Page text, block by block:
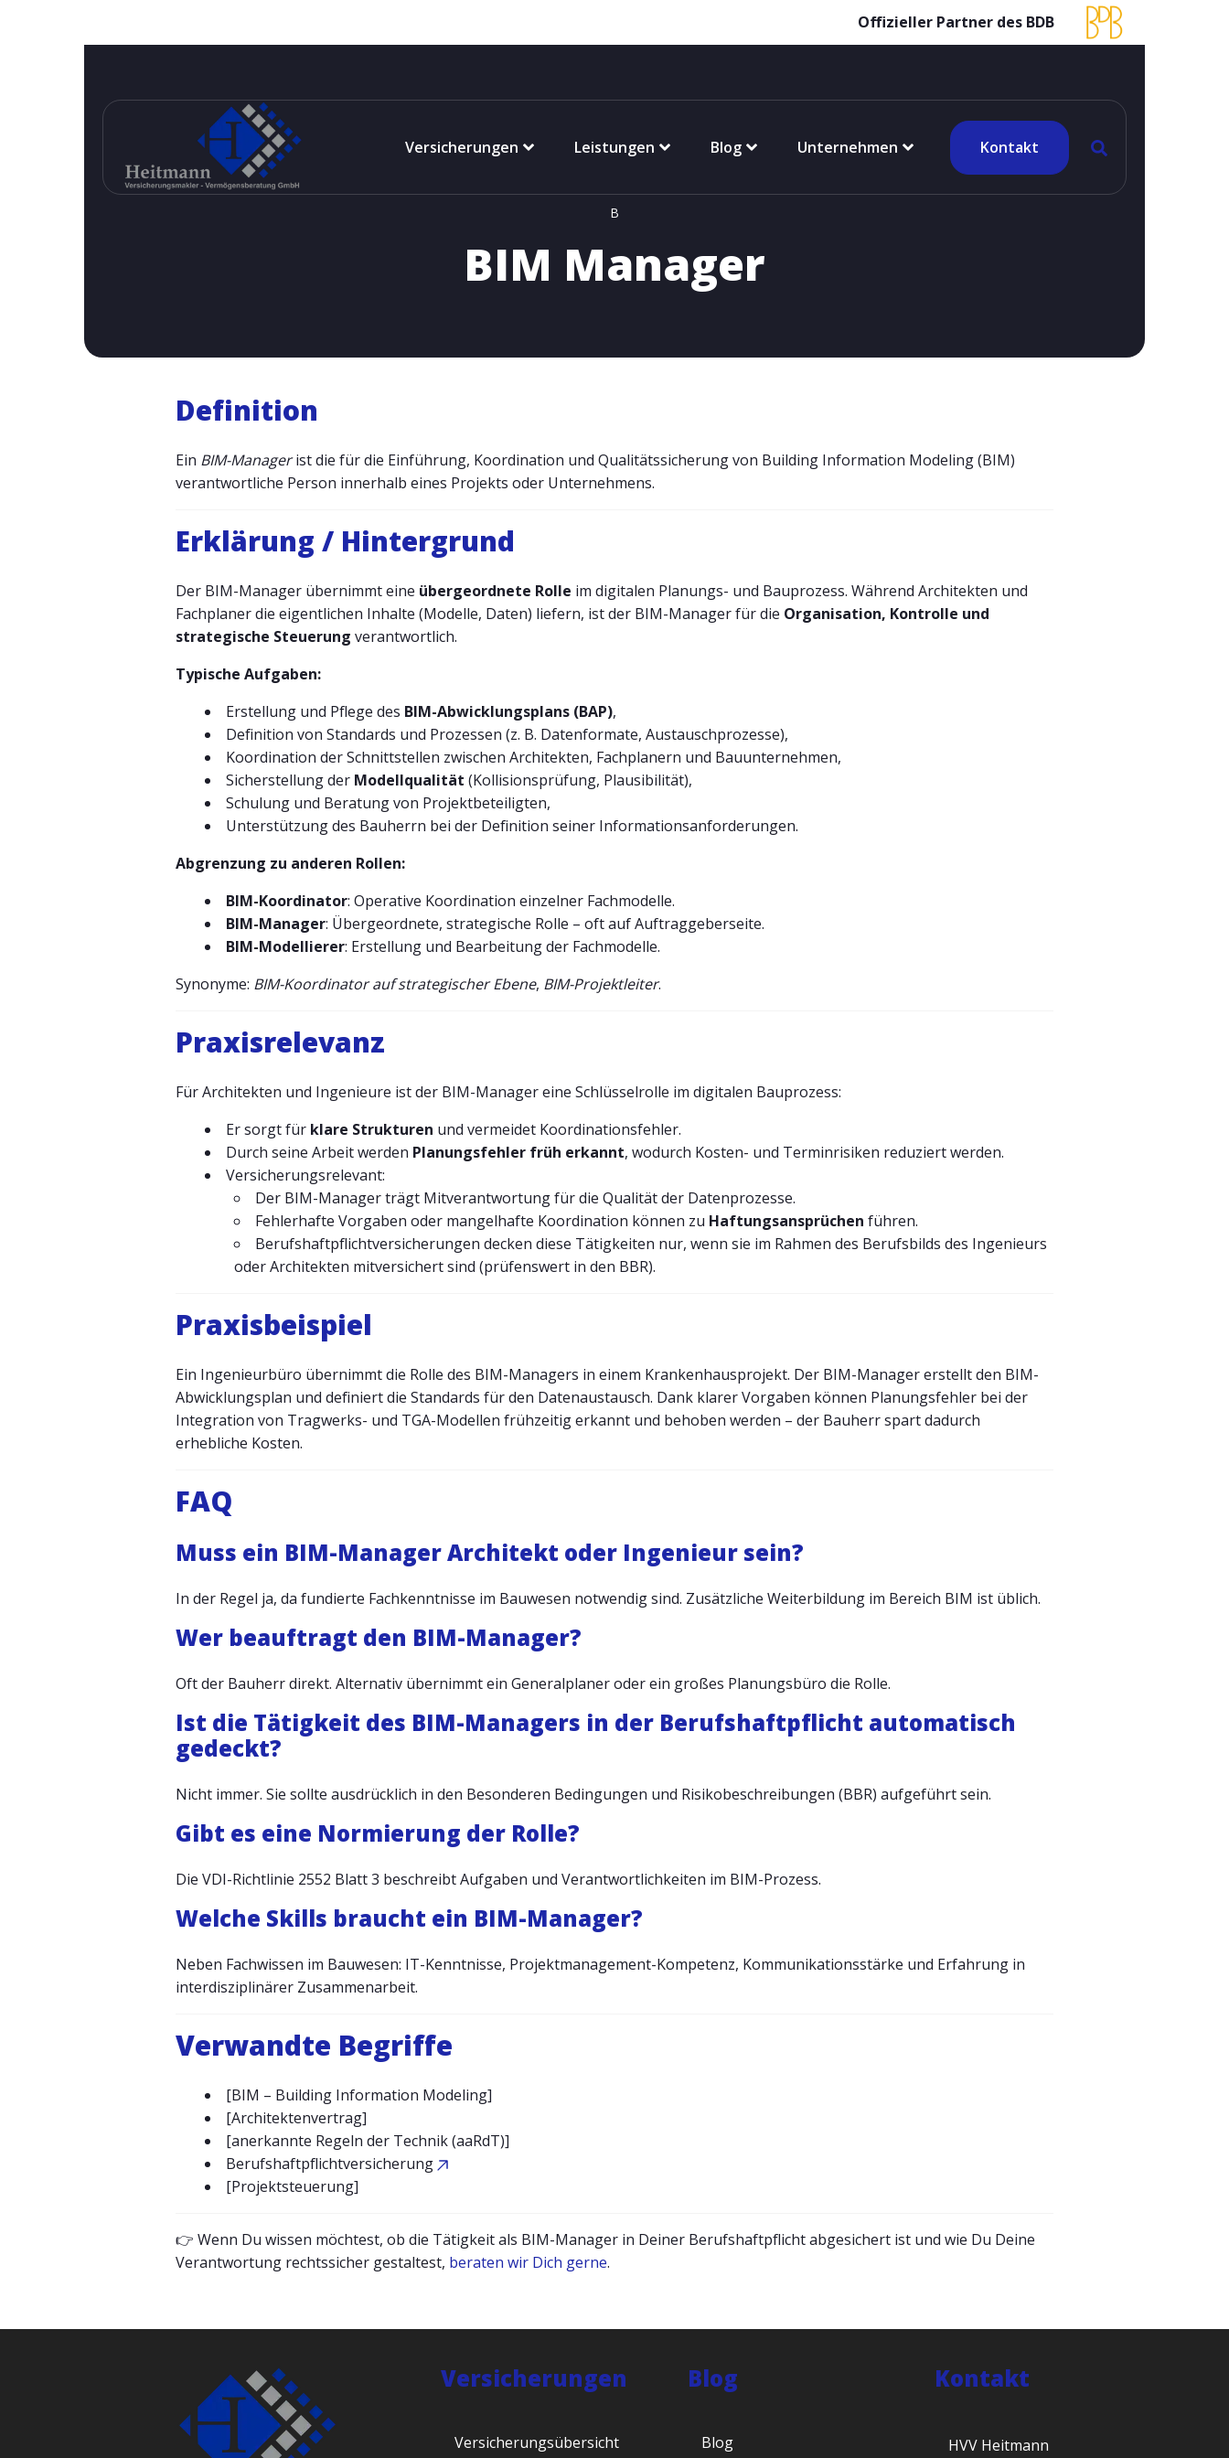
Offizieller Partner des BDB
Versicherungen Leistungen Blog Unternehmen Kontakt
B
BIM Manager
Definition
Ein BIM-Managerist die für die Einführung, Koordination und Qualitätssicherung von Building Information Modeling (BIM)
verantwortliche Person innerhalb eines Projekts oder Unternehmens.
Erklärung / Hintergrund
Der BIM-Manager übernimmt eine übergeordnete Rolle im digitalen Planungs- und Bauprozess. Während Architekten und
Fachplaner die eigentlichen Inhalte (Modelle, Daten) liefern, ist der BIM-Manager für die Organisation, Kontrolle und
strategische Steuerung verantwortlich.
Typische Aufgaben:
Erstellung und Pflege des BIM-Abwicklungsplans (BAP),
Definition von Standards und Prozessen (z. B. Datenformate, Austauschprozesse),
Koordination der Schnittstellen zwischen Architekten, Fachplanern und Bauunternehmen,
Sicherstellung der Modellqualität (Kollisionsprüfung, Plausibilität),
Schulung und Beratung von Projektbeteiligten,
Unterstützung des Bauherrn bei der Definition seiner Informationsanforderungen.
Abgrenzung zu anderen Rollen:
BIM-Koordinator: Operative Koordination einzelner Fachmodelle.
BIM-Manager: Übergeordnete, strategische Rolle – oft auf Auftraggeberseite.
BIM-Modellierer: Erstellung und Bearbeitung der Fachmodelle.
Synonyme: BIM-Koordinator auf strategischer Ebene, BIM-Projektleiter.
Praxisrelevanz
Für Architekten und Ingenieure ist der BIM-Manager eine Schlüsselrolle im digitalen Bauprozess:
Er sorgt für klare Strukturen und vermeidet Koordinationsfehler.
Durch seine Arbeit werden Planungsfehler früh erkannt, wodurch Kosten- und Terminrisiken reduziert werden.
Versicherungsrelevant:
Der BIM-Manager trägt Mitverantwortung für die Qualität der Datenprozesse.
Fehlerhafte Vorgaben oder mangelhafte Koordination können zu Haftungsansprüchen führen.
Berufshaftpflichtversicherungen decken diese Tätigkeiten nur, wenn sie im Rahmen des Berufsbilds des Ingenieurs
oder Architekten mitversichert sind (prüfenswert in den BBR).
Praxisbeispiel
Ein Ingenieurbüro übernimmt die Rolle des BIM-Managers in einem Krankenhausprojekt. Der BIM-Manager erstellt den BIM-
Abwicklungsplan und definiert die Standards für den Datenaustausch. Dank klarer Vorgaben können Planungsfehler bei der
Integration von Tragwerks- und TGA-Modellen frühzeitig erkannt und behoben werden – der Bauherr spart dadurch
erhebliche Kosten.
FAQ
Muss ein BIM-Manager Architekt oder Ingenieur sein?
In der Regel ja, da fundierte Fachkenntnisse im Bauwesen notwendig sind. Zusätzliche Weiterbildung im Bereich BIM ist üblich.
Wer beauftragt den BIM-Manager?
Oft der Bauherr direkt. Alternativ übernimmt ein Generalplaner oder ein großes Planungsbüro die Rolle.
Ist die Tätigkeit des BIM-Managers in der Berufshaftpflicht automatisch
gedeckt?
Nicht immer. Sie sollte ausdrücklich in den Besonderen Bedingungen und Risikobeschreibungen (BBR) aufgeführt sein.
Gibt es eine Normierung der Rolle?
Die VDI-Richtlinie 2552 Blatt 3 beschreibt Aufgaben und Verantwortlichkeiten im BIM-Prozess.
Welche Skills braucht ein BIM-Manager?
Neben Fachwissen im Bauwesen: IT-Kenntnisse, Projektmanagement-Kompetenz, Kommunikationsstärke und Erfahrung in
interdisziplinärer Zusammenarbeit.
Verwandte Begriffe
[BIM – Building Information Modeling]
[Architektenvertrag]
[anerkannte Regeln der Technik (aaRdT)]
Berufshaftpflichtversicherung
[Projektsteuerung]
👉 Wenn Du wissen möchtest, ob die Tätigkeit als BIM-Manager in Deiner Berufshaftpflicht abgesichert ist und wie Du Deine
Verantwortung rechtssicher gestaltest, beraten wir Dich gerne.
Versicherungen
Versicherungsübersicht
Blog
Blog
Kontakt
HVV Heitmann